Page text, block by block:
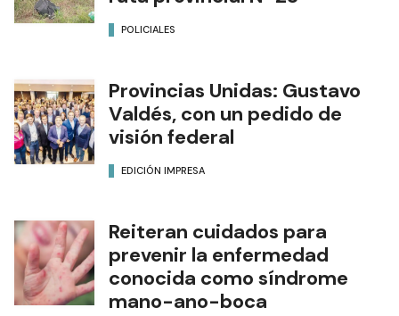
POLICIALES
Provincias Unidas: Gustavo
Valdés, con un pedido de
visión federal
EDICIÓN IMPRESA
Reiteran cuidados para
prevenir la enfermedad
conocida como síndrome
mano-ano-boca